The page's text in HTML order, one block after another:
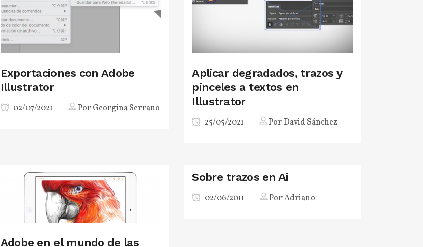
Exportaciones con Adobe
Illustrator
02/07/2021 PorGeorgina Serrano
Aplicar degradados, trazos y
pinceles a textos en
Illustrator
25/05/2021 PorDavid Sánchez
Adobe en el mundo de las
Sobre trazos en Ai
02/06/2011 PorAdriano